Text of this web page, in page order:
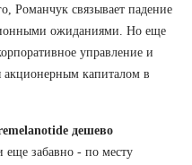
Романчук связывает падение
ожиданиями. Но еще
управление и
акционерным капиталом в
дешево
еще забавно - по месту